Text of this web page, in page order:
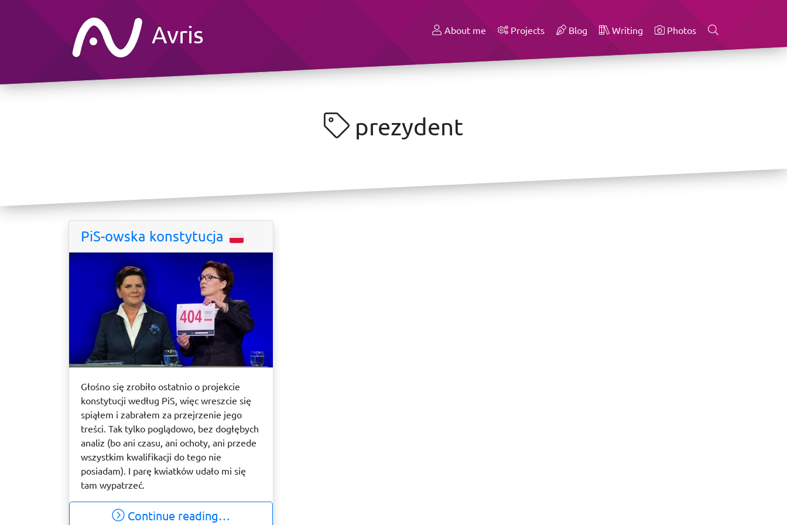
Avris About me Projects Blog Writing Photos
prezydent
PiS-owska konstytucja
Głośno się zrobiło ostatnio o projekcie
konstytucji według PiS, więc wreszcie się
spiąłem i zabrałem za przejrzenie jego
treści. Tak tylko poglądowo, bez dogłębych
analiz (bo ani czasu, ani ochoty, ani przede
wszystkim kwalifikacji do tego nie
posiadam). I parę kwiatków udało mi się
tam wypatrzeć.
Continue reading…